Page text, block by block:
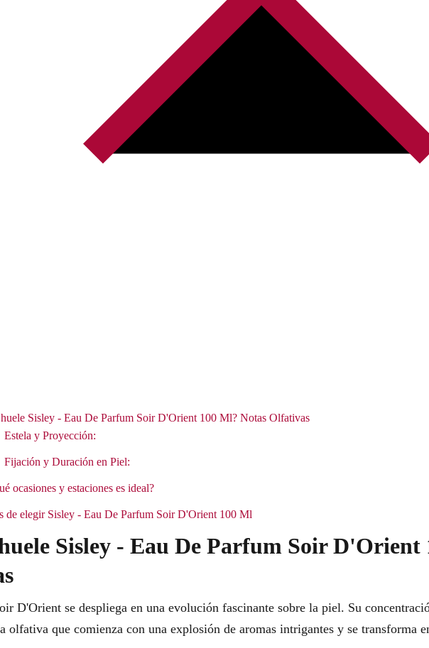
Sisley - Eau De Parfum Soir D'Orient 100 Ml? Notas Olfativas
Estela y Proyección:
Fijación y Duración en Piel:
ocasiones y estaciones es ideal?
de elegir Sisley - Eau De Parfum Soir D'Orient 100 Ml
Sisley - Eau De Parfum Soir D'Orient
D'Orient se despliega en una evolución fascinante sobre la piel. Su
olfativa que comienza con una explosión de aromas intrigantes y se transforma